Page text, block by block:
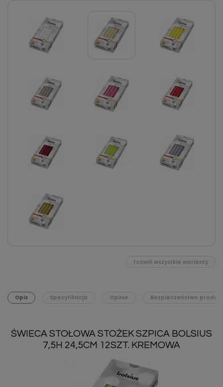
rozwiń wszystkie warianty
Opis Specyfikacja Opinie Bezpieczeństwo
ŚWIECA STOŁOWA STOŻEK SZPICA BOLSIUS
7,5H 24,5CM 12SZT. KREMOWA